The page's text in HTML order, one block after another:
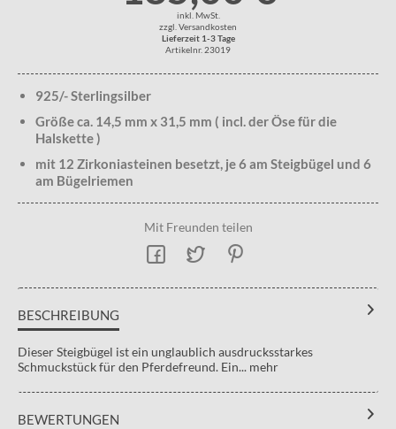
inkl. MwSt.
zzgl. Versandkosten
Lieferzeit 1-3 Tage
Artikelnr. 23019
925/- Sterlingsilber
Größe ca. 14,5 mm x 31,5 mm ( incl. der Öse für die
Halskette )
mit 12 Zirkoniasteinen besetzt, je 6 am Steigbügel und 6
am Bügelriemen
Mit Freunden teilen
BESCHREIBUNG
Dieser Steigbügel ist ein unglaublich ausdrucksstarkes
Schmuckstück für den Pferdefreund. Ein... mehr
BEWERTUNGEN